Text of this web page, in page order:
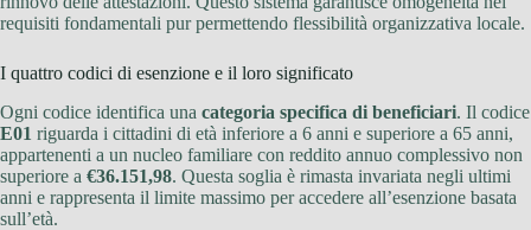
requisiti fondamentali pur permettendo flessibilità organizzativa locale.
I quattro codici di esenzione e il loro significato
Ogni codice identifica una categoria specifica di beneficiari. Il codice
E01 riguarda i cittadini di età inferiore a 6 anni e superiore a 65 anni,
appartenenti a un nucleo familiare con reddito annuo complessivo non
superiore a €36.151,98. Questa soglia è rimasta invariata negli ultimi
anni e rappresenta il limite massimo per accedere all’esenzione basata
sull’età.